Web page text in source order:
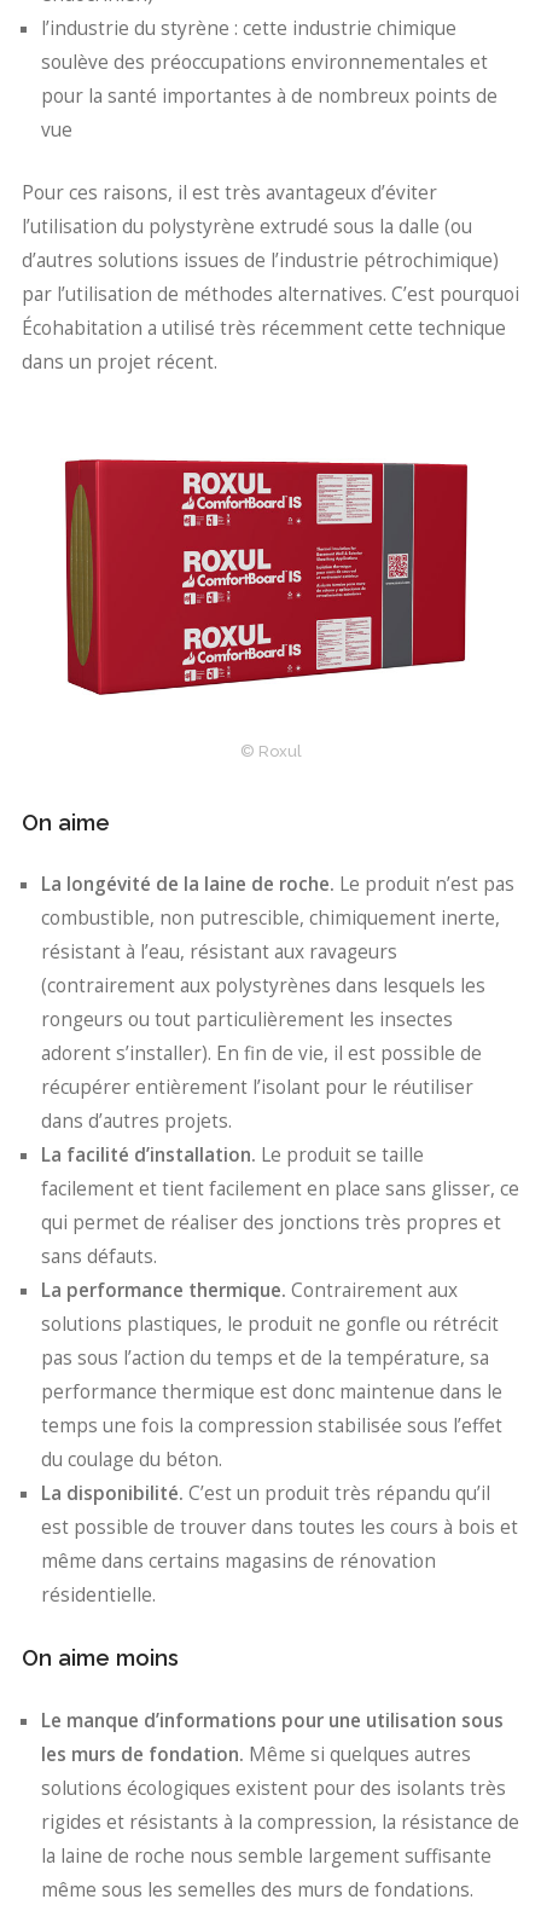
l’industrie du styrène : cette industrie chimique
soulève des préoccupations environnementales et
pour la santé importantes à de nombreux points de
vue
Pour ces raisons, il est très avantageux d’éviter
l’utilisation du polystyrène extrudé sous la dalle (ou
d’autres solutions issues de l’industrie pétrochimique)
par l’utilisation de méthodes alternatives. C’est pourquoi
Écohabitation a utilisé très récemment cette technique
dans un projet récent.
© Roxul
On aime
La longévité de la laine de roche. Le produit n’est pas
combustible, non putrescible, chimiquement inerte,
résistant à l’eau, résistant aux ravageurs
(contrairement aux polystyrènes dans lesquels les
rongeurs ou tout particulièrement les insectes
adorent s’installer). En fin de vie, il est possible de
récupérer entièrement l’isolant pour le réutiliser
dans d’autres projets.
La facilité d’installation. Le produit se taille
facilement et tient facilement en place sans glisser, ce
qui permet de réaliser des jonctions très propres et
sans défauts.
La performance thermique. Contrairement aux
solutions plastiques, le produit ne gonfle ou rétrécit
pas sous l’action du temps et de la température, sa
performance thermique est donc maintenue dans le
temps une fois la compression stabilisée sous l’effet
du coulage du béton.
La disponibilité. C’est un produit très répandu qu’il
est possible de trouver dans toutes les cours à bois et
même dans certains magasins de rénovation
résidentielle.
On aime moins
Le manque d’informations pour une utilisation sous
les murs de fondation. Même si quelques autres
solutions écologiques existent pour des isolants très
rigides et résistants à la compression, la résistance de
la laine de roche nous semble largement suffisante
même sous les semelles des murs de fondations.